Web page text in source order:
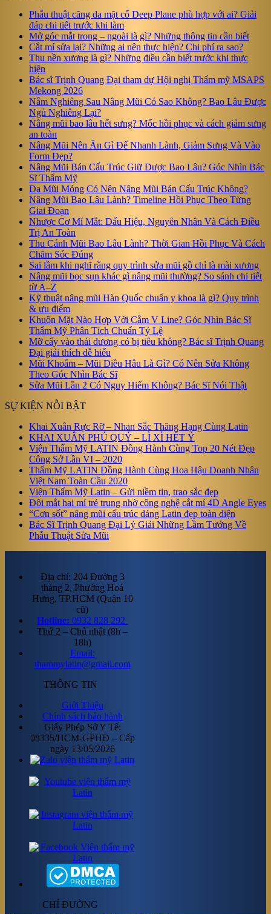
Phẫu thuật căng da mặt cổ Deep Plane phù hợp với ai? Giải
đáp chi tiết trước khi làm
Mở góc mắt trong – ngoài là gì? Những thông tin cần biết
Cắt mí sửa lại? Những ai nên thực hiện? Chi phí ra sao?
Thu nền xương là gì? Những điều cần biết trước khi thực
hiện
Bác sĩ Trịnh Quang Đại tham dự Hội nghị Thẩm mỹ MSAPS
Mekong 2026
Nằm Nghiêng Sau Nâng Mũi Có Sao Không? Bao Lâu Được
Ngủ Nghiêng Lại?
Nâng mũi bao lâu hết sưng? Mốc hồi phục và cách giảm sưng
an toàn
Nâng Mũi Nên Ăn Gì Để Nhanh Lành, Giảm Sưng Và Vào
Form Đẹp?
Nâng Mũi Bán Cấu Trúc Giữ Được Bao Lâu? Góc Nhìn Bác
Sĩ Thẩm Mỹ
Da Mũi Mỏng Có Nên Nâng Mũi Bán Cấu Trúc Không?
Nâng Mũi Bao Lâu Lành? Timeline Hồi Phục Theo Từng
Giai Đoạn
Nhược Cơ Mí Mắt: Dấu Hiệu, Nguyên Nhân Và Cách Điều
Trị An Toàn
Thu Cánh Mũi Bao Lâu Lành? Thời Gian Hồi Phục Và Cách
Chăm Sóc Đúng
Sai lầm khi nghĩ rằng quy trình sửa mũi gồ chỉ là mài xương
Nâng mũi bọc sụn khác gì nâng mũi thường? So sánh chi tiết
từ A–Z
Kỹ thuật nâng mũi Hàn Quốc chuẩn y khoa là gì? Quy trình
& ưu điểm
Khuôn Mặt Nào Hợp Với Cằm V Line? Góc Nhìn Bác Sĩ
Thẩm Mỹ Phân Tích Chuẩn Tỷ Lệ
Mỡ cấy vào thái dương có bị tiêu không? Bác sĩ Trịnh Quang
Đại giải thích dễ hiểu
Mũi Khoằm – Mũi Diều Hâu Là Gì? Có Nên Sửa Không
Theo Góc Nhìn Bác Sĩ
Sửa Mũi Lần 2 Có Nguy Hiểm Không? Bác Sĩ Nói Thật
SỰ KIỆN NỖI BẬT
Khai Xuân Rực Rỡ – Nhan Sắc Thăng Hạng Cùng Latin
KHAI XUÂN PHÚ QUÝ – LÌ XÌ HẾT Ý
Viện Thẩm Mỹ LATIN Đồng Hành Cùng Top 20 Nét Đẹp
Công Sở Lần VI – 2020
Thẩm Mỹ LATIN Đồng Hành Cùng Hoa Hậu Doanh Nhân
Việt Nam Toàn Cầu 2020
Viện Thẩm Mỹ Latin – Gửi niềm tin, trao sắc đẹp
Đôi mắt hai mí trẻ trung nhờ công nghệ cắt mí 4D Angle Eyes
“Cơn sốt” nâng mũi cấu trúc dáng Latin đẹp toàn diện
Bác Sĩ Trịnh Quang Đại Lý Giải Những Lầm Tưởng Về
Phẫu Thuật Sửa Mũi
Địa chỉ: 204 Đường 3
tháng 2, Phường Hoà
Hưng, TP.HCM (Quận 10
cũ)
Hotline: 0932 828 292
Thứ 2 – Chủ nhật (8h –
18h)
Email:
thammylatin@gmail.com
THÔNG TIN
Giới Thiệu
Chính sách bảo hành
Giấy Phép Sở Y Tế:
08335/HCM-GPHĐ – Cấp
ngày 13/05/2026
CHỈ ĐƯỜNG